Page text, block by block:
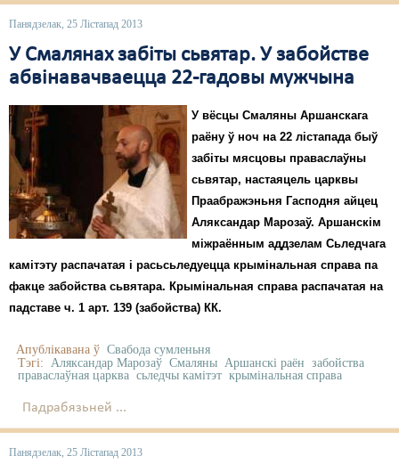
Панядзелак, 25 Лістапад 2013
У Смалянах забіты сьвятар. У забойстве
абвінавачваецца 22-гадовы мужчына
У вёсцы Смаляны Аршанскага
раёну ў ноч на 22 лістапада быў
забіты мясцовы праваслаўны
сьвятар, настаяцель царквы
Праабражэньня Гасподня айцец
Аляксандар Марозаў. Аршанскім
міжраённым аддзелам Сьледчага
камітэту распачатая і расьсьледуецца крымінальная справа па
факце забойства сьвятара. Крымінальная справа распачатая на
падставе ч. 1 арт. 139 (забойства) КК.
Апублікавана ў Свабода сумленьня
Тэгі: Аляксандар Марозаў Смаляны Аршанскі раён забойства
праваслаўная царква сьледчы камітэт крымінальная справа
Падрабязьней ...
Панядзелак, 25 Лістапад 2013